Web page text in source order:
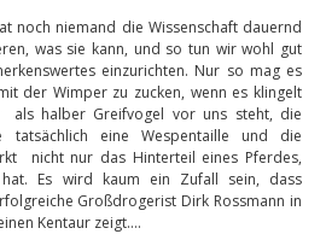
noch niemand die Wissenschaft dauernd
was sie kann, und so tun wir wohl gut
einzurichten. Nur so mag es
der Wimper zu zucken, wenn es klingelt
als halber Greifvogel vor uns steht, die
tatsächlich eine Wespentaille und die
nicht nur das Hinterteil eines Pferdes,
Es wird kaum ein Zufall sein, dass
Großdrogerist Dirk Rossmann in
Kentaur zeigt….